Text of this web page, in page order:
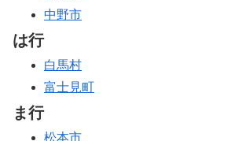
中野市
は行
白馬村
富士見町
ま行
松本市